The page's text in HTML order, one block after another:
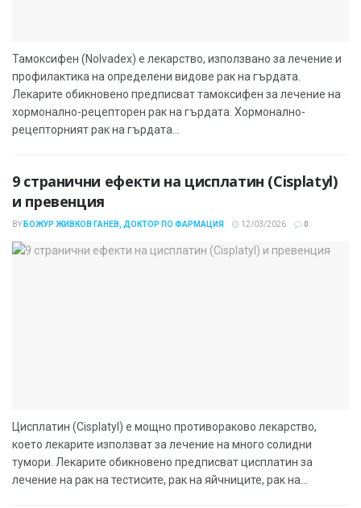
Тамоксифен (Nolvadex) е лекарство, използвано за лечение и
профилактика на определени видове рак на гърдата.
Лекарите обикновено предписват тамоксифен за лечение на
хормонално-рецепторен рак на гърдата. Хормонално-
рецепторният рак на гърдата...
9 странични ефекти на цисплатин (Cisplatyl)
и превенция
BY БОЖУР ЖИВКОВ ГАНЕВ, ДОКТОР ПО ФАРМАЦИЯ 12/03/2026 0
Цисплатин (Cisplatyl) е мощно противораково лекарство,
което лекарите използват за лечение на много солидни
тумори. Лекарите обикновено предписват цисплатин за
лечение на рак на тестисите, рак на яйчниците, рак на...